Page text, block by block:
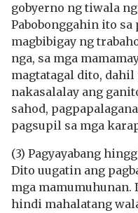
gobyerno ng tiwala
Pabobonggahin ito sa
magbibigay ng
nga, sa mga
magtatagal dito,
nakasalalay ang
sahod,
pagsupil sa mga
(3) Pagyayabang
Dito uugatin ang
mga mamumuhunan.
hindi mahalatang